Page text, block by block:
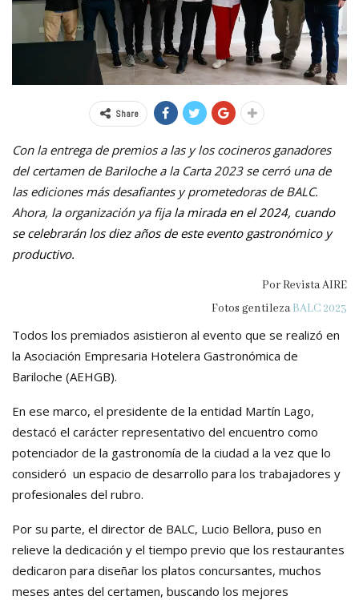
Share
Con la entrega de premios a las y los cocineros ganadores
del certamen de Bariloche a la Carta 2023 se cerró una de
las ediciones más desafiantes y prometedoras de BALC.
Ahora, la organización ya fija la mirada en el 2024, cuando
se celebrarán los diez años de este evento gastronómico y
productivo.
Por Revista AIRE
Fotos gentilezaBALC 2023
Todos los premiados asistieron al evento que se realizó en
la Asociación Empresaria Hotelera Gastronómica de
Bariloche (AEHGB).
En ese marco, el presidente de la entidad Martín Lago,
destacó el carácter representativo del encuentro como
potenciador de la gastronomía de la ciudad a la vez que lo
consideró un espacio de desarrollo para los trabajadores y
profesionales del rubro.
Por su parte, el director de BALC, Lucio Bellora, puso en
relieve la dedicación y el tiempo previo que los restaurantes
dedicaron para diseñar los platos concursantes, muchos
meses antes del certamen, buscando los mejores